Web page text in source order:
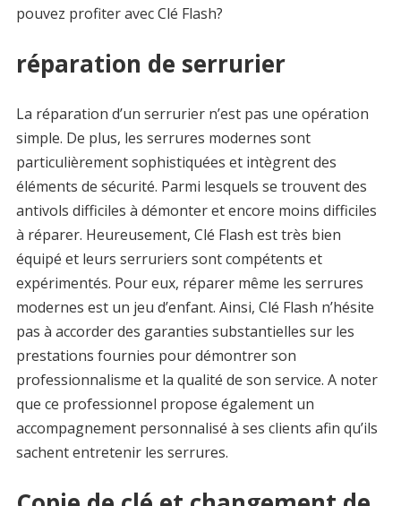
pouvez profiter avec Clé Flash?
réparation de serrurier
La réparation d’un serrurier n’est pas une opération
simple. De plus, les serrures modernes sont
particulièrement sophistiquées et intègrent des
éléments de sécurité. Parmi lesquels se trouvent des
antivols difficiles à démonter et encore moins difficiles
à réparer. Heureusement, Clé Flash est très bien
équipé et leurs serruriers sont compétents et
expérimentés. Pour eux, réparer même les serrures
modernes est un jeu d’enfant. Ainsi, Clé Flash n’hésite
pas à accorder des garanties substantielles sur les
prestations fournies pour démontrer son
professionnalisme et la qualité de son service. A noter
que ce professionnel propose également un
accompagnement personnalisé à ses clients afin qu’ils
sachent entretenir les serrures.